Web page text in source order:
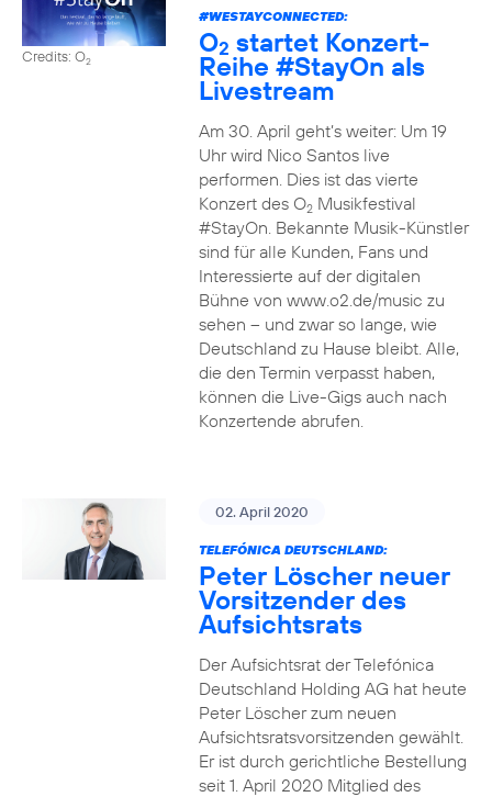
Credits: O2
#WESTAYCONNECTED:
O2 startet Konzert-
Reihe #StayOn als
Livestream
Am 30. April geht’s weiter: Um 19
Uhr wird Nico Santos live
performen. Dies ist das vierte
Konzert des O2Musikfestival
#StayOn. Bekannte Musik-Künstler
sind für alle Kunden, Fans und
Interessierte auf der digitalen
Bühne von www.o2.de/music zu
sehen – und zwar so lange, wie
Deutschland zu Hause bleibt. Alle,
die den Termin verpasst haben,
können die Live-Gigs auch nach
Konzertende abrufen.
02. April 2020
TELEFÓNICA DEUTSCHLAND:
Peter Löscher neuer
Vorsitzender des
Aufsichtsrats
Der Aufsichtsrat der Telefónica
Deutschland Holding AG hat heute
Peter Löscher zum neuen
Aufsichtsratsvorsitzenden gewählt.
Er ist durch gerichtliche Bestellung
seit 1. April 2020 Mitglied des